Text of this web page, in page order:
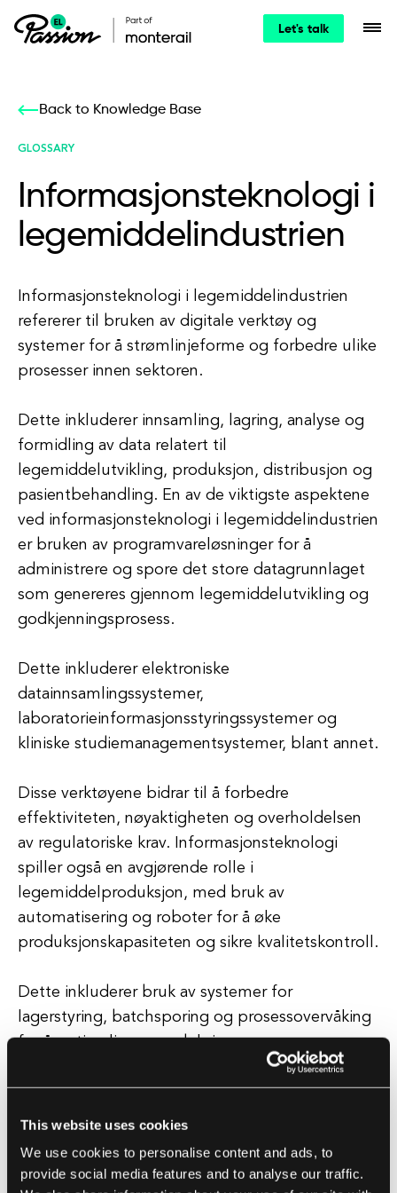
This website uses cookies
We use cookies to personalise content and ads, to
provide social media features and to analyse our traffic.
Let's talk
Back to Knowledge Base
GLOSSARY
Informasjonsteknologi i
legemiddelindustrien
Informasjonsteknologi i legemiddelindustrien
refererer til bruken av digitale verktøy og
systemer for å strømlinjeforme og forbedre ulike
prosesser innen sektoren.
Dette inkluderer innsamling, lagring, analyse og
formidling av data relatert til
legemiddelutvikling, produksjon, distribusjon og
pasientbehandling. En av de viktigste aspektene
ved informasjonsteknologi i legemiddelindustrien
er bruken av programvareløsninger for å
administrere og spore det store datagrunnlaget
som genereres gjennom legemiddelutvikling og
godkjenningsprosess.
Dette inkluderer elektroniske
datainnsamlingssystemer,
laboratorieinformasjonsstyringssystemer og
kliniske studiemanagementsystemer, blant annet.
Disse verktøyene bidrar til å forbedre
effektiviteten, nøyaktigheten og overholdelsen
av regulatoriske krav. Informasjonsteknologi
spiller også en avgjørende rolle i
legemiddelproduksjon, med bruk av
automatisering og roboter for å øke
produksjonskapasiteten og sikre kvalitetskontroll.
Dette inkluderer bruk av systemer for
lagerstyring, batchsporing og prosessovervåking
for å optimalisere produksjonsprosesser og
redusere risikoen for feil. I tillegg er
informasjonsteknologi essensielt for å sikre
sikkerheten og effektiviteten til
for farmakovigilans og rapportering av